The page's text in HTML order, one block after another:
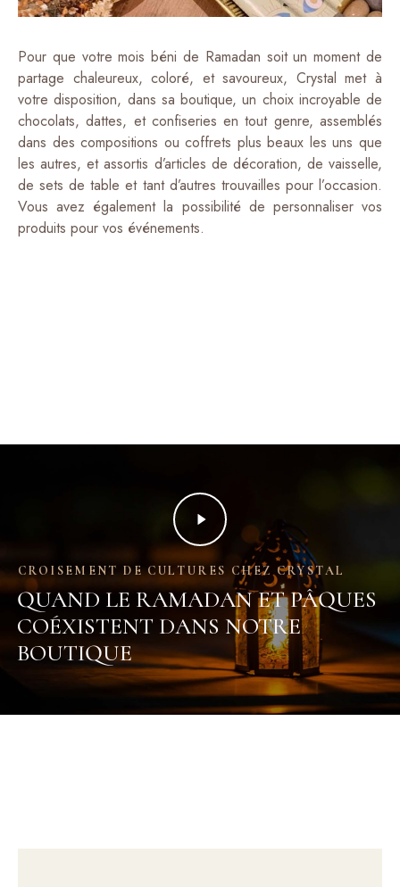
Pour que votre mois béni de Ramadan soit un moment de
partage chaleureux, coloré, et savoureux, Crystal met à
votre disposition, dans sa boutique, un choix incroyable de
chocolats, dattes, et confiseries en tout genre, assemblés
dans des compositions ou coffrets plus beaux les uns que
les autres, et assortis d’articles de décoration, de vaisselle,
de sets de table et tant d’autres trouvailles pour l’occasion.
Vous avez également la possibilité de personnaliser vos
produits pour vos événements.
CROISEMENT DE CULTURES CHEZ CRYSTAL
QUAND LE RAMADAN ET PÂQUES
COÉXISTENT DANS NOTRE
BOUTIQUE